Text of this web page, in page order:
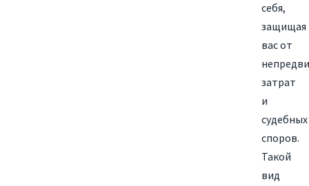
себя,
защищая
вас от
затрат
и
судебных
споров.
Такой
вид